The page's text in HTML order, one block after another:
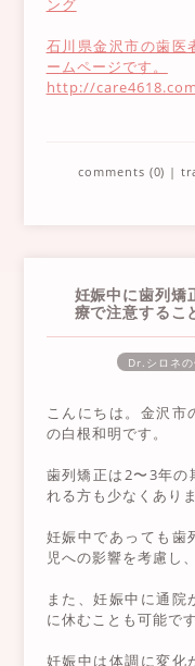
石川県金沢市の歯医
ームページです。
http://care4618.com
comments (0) |
妊娠中に歯列矯
療で注意するこ
Dr.シロネ
こんにちは。金沢市
の白根和明です。
歯列矯正は2〜3年の
れる方も少なくありま
妊娠中であっても歯
児への影響を考慮し
また、妊娠中に通院
に休むことも可能です
妊娠中は体調に変化